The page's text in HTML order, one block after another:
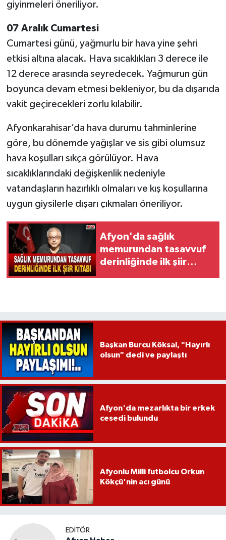
giyinmeleri öneriliyor.
07 Aralık Cumartesi
Cumartesi günü, yağmurlu bir hava yine şehri
etkisi altına alacak. Hava sıcaklıkları 3 derece ile
12 derece arasında seyredecek. Yağmurun gün
boyunca devam etmesi bekleniyor, bu da dışarıda
vakit geçirecekleri zorlu kılabilir.
Afyonkarahisar’da hava durumu tahminlerine
göre, bu dönemde yağışlar ve sis gibi olumsuz
hava koşulları sıkça görülüyor. Hava
sıcaklıklarındaki değişkenlik nedeniyle
vatandaşların hazırlıklı olmaları ve kış koşullarına
uygun giysilerle dışarı çıkmaları öneriliyor.
Afyon'da sağlık
memurundan tasavvuf
derinliğinde ilk şiir
Başkan Burcu Köksal, "Hayırlı
olsun" dedi ve paylaştı
Afyon'da mezarlıkta bir erkek
cesedi bulundu
Afyonlu Milli futbolcu Orkun
Kökçü'nin acı günü
EDITÖR